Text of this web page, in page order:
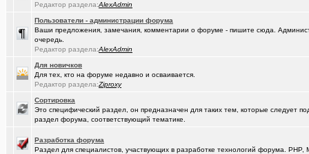
Редактор раздела:AlexAdmin
Пользователи - администрации форума
Ваши предложения, замечания, комментарии о форуме - пишите сюда.
очередь.
Редактор раздела:AlexAdmin
Для новичков
Для тех, кто на форуме недавно и осваивается.
Редактор раздела:Ziproxy
Сортировка
Это специфический раздел, он предназначен для таких тем, которые следует
раздел форума, соответствующий тематике.
Разработка форума
Раздел для специалистов, участвующих в разработке технологий форума. PHP,